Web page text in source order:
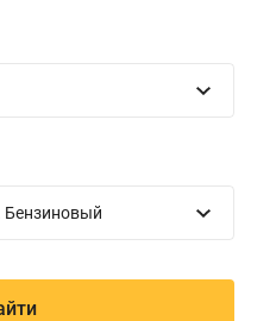
Бензиновый